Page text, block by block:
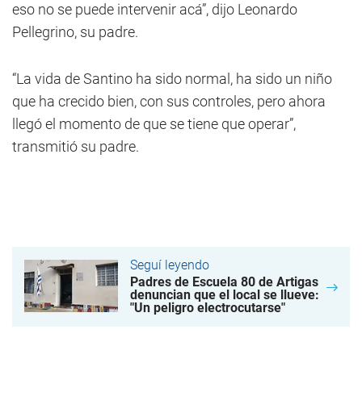
eso no se puede intervenir acá”, dijo Leonardo
Pellegrino, su padre.
“La vida de Santino ha sido normal, ha sido un niño
que ha crecido bien, con sus controles, pero ahora
llegó el momento de que se tiene que operar”,
transmitió su padre.
Seguí leyendo
Padres de Escuela 80 de Artigas
denuncian que el local se llueve:
"Un peligro electrocutarse"